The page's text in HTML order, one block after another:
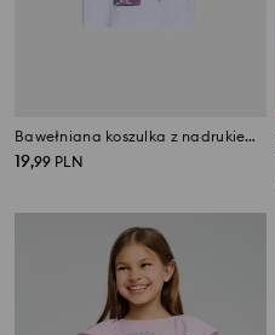
Bawełniana koszulka z nadrukiem K-Pop Demon Hunters
19,99 PLN